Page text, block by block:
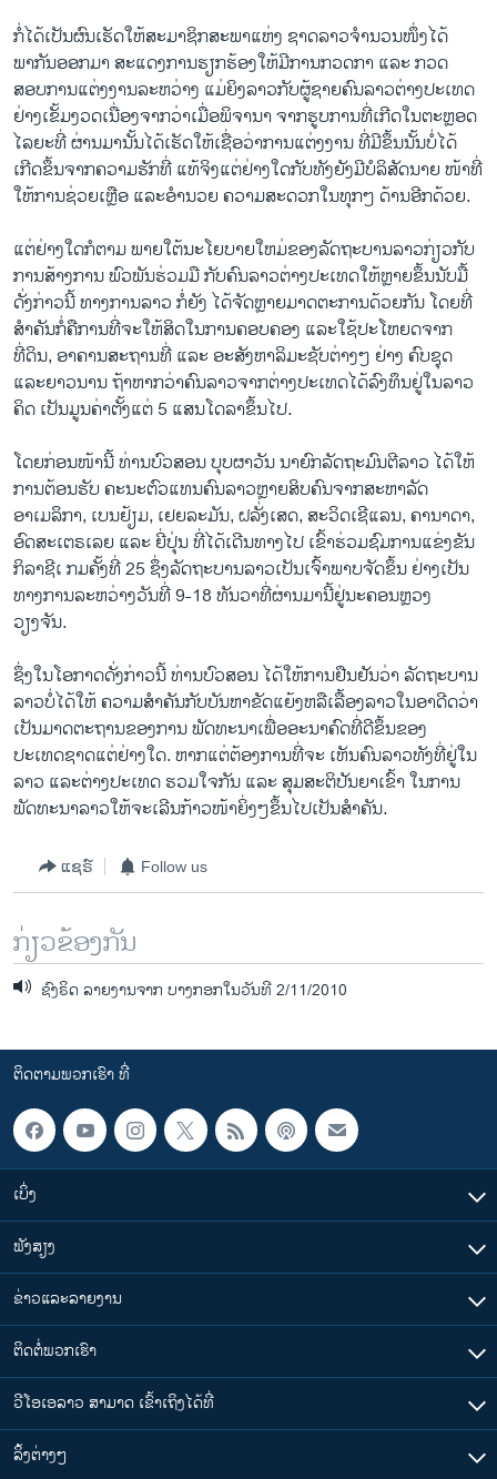
ກໍ່ໄດ້ເປັນຜົນເຮັດໃຫ້ສະມາຊິກສະພາແຫ່ງ ຊາດລາວຈຳນວນໜຶ່ງໄດ້
ພາກັນອອກມາ ສະແດງການຮຽກຮ້ອງໃຫ້ມີການກວດກາ ແລະ ກວດ
ສອບການແຕ່ງງານລະຫວ່າງ ແມ່ຍິງລາວກັບຜູ້ຊາຍຄົນລາວຕ່າງປະເທດ
ຢ່າງເຂັ້ມງວດເນື່ອງຈາກວ່າເມື່ອພິຈານາ ຈາກຮູບການທີ່ເກີດໃນຕະຫຼອດ
ໄລຍະທີ່ ຜ່ານມານັ້ນໄດ້ເຮັດໃຫ້ເຊື່ອວ່າການແຕ່ງງານ ທີ່ມີຂຶ້ນນັ້ນບໍ່ໄດ້
ເກີດຂຶ້ນຈາກຄວາມຮັກທີ່ ແທ້ຈິງແຕ່ຢ່າງໃດກັບທັງຍັງມີບໍລິສັດນາຍ ໜ້າທີ່
ໃຫ້ການຊ່ວຍເຫຼືອ ແລະອຳນວຍ ຄວາມສະດວກໃນທຸກໆ ດ້ານອີກດ້ວຍ.
ແຕ່ຢ່າງໃດກໍຕາມ ພາຍໃຕ້ນະໂຍບາຍໃຫມ່ຂອງລັດຖະບານລາວກ່ຽວກັບ
ການສ້າງການ ພົວພັນຮ່ວມມື ກັບຄົນລາວຕ່າງປະເທດໃຫ້ຫຼາຍຂຶ້ນນັບມື້
ດັ່ງກ່າວນີ້ ທາງການລາວ ກໍ່ຍັງ ໄດ້ຈັດຫຼາຍມາດຕະການດ້ວຍກັນ ໂດຍທີ່
ສຳຄັນກໍ່ຄືການທີ່ຈະໃຫ້ສິດໃນການຄອບຄອງ ແລະໃຊ້ປະໂຫຍດຈາກ
ທີ່ດິນ, ອາຄານສະຖານທີ່ ແລະ ອະສັງຫາລິມະຊັບຕ່າງໆ ຢ່າງ ຄົບຊຸດ
ແລະຍາວນານ ຖ້າຫາກວ່າຄົນລາວຈາກຕ່າງປະເທດໄດ້ລົງທຶນຢູ່ໃນລາວ
ຄິດ ເປັນມູນຄ່າຕັ້ງແຕ່ 5 ແສນໂດລາຂຶ້ນໄປ.
ໂດຍກ່ອນໜ້ານີ້ ທ່ານບົວສອນ ບຸບຜາວັນ ນາຍົກລັດຖະມົນຕີລາວ ໄດ້ໃຫ້
ການຕ້ອນຮັບ ຄະນະຕົວແທນຄົນລາວຫຼາຍສິບຄົນຈາກສະຫາລັດ
ອາເມລິກາ, ເບນຢ້ຽມ, ເຢຍລະມັນ, ຝລັ່ງເສດ, ສະວິດເຊີແລນ, ຄານາດາ,
ອົດສະເຕຣເລຍ ແລະ ຍີ່ປຸ່ນ ທີ່ໄດ້ເດີນທາງໄປ ເຂົ້າຮ່ວມຊົມການແຂ່ງຂັນ
ກິລາຊີເ ກມຄັ້ງທີ່ 25 ຊຶ່ງລັດຖະບານລາວເປັນເຈົ້າພາບຈັດຂຶ້ນ ຢ່າງເປັນ
ທາງການລະຫວ່າງວັນທີ່ 9-18 ທັນວາທີ່ຜ່ານມານີ້ຢູ່ນະຄອນຫຼວງ
ວຽງຈັນ.
ຊຶ່ງໃນໂອກາດດັ່ງກ່າວນີ້ ທ່ານບົວສອນ ໄດ້ໃຫ້ການຢືນຢັນວ່າ ລັດຖະບານ
ລາວບໍ່ໄດ້ໃຫ້ ຄວາມສໍາຄັນກັບບັນຫາຂັດແຍ້ງຫລືເລື້ອງລາວໃນອາດີດວ່າ
ເປັນມາດຕະຖານຂອງການ ພັດທະນາເພື່ອອະນາຄົດທີ່ດີຂຶ້ນຂອງ
ປະເທດຊາດແຕ່ຢ່າງໃດ. ຫາກແຕ່ຕ້ອງການທີ່ຈະ ເຫັນຄົນລາວທັງທີ່ຢູ່ໃນ
ລາວ ແລະຕ່າງປະເທດ ຮວມໃຈກັນ ແລະ ສຸມສະຕິປັນຍາເຂົ້າ ໃນການ
ພັດທະນາລາວໃຫ້ຈະເລີນກ້າວໜ້າຍິ່ງໆຂຶ້ນໄປເປັນສຳຄັນ.
ແຊຣ໌ Follow us
ກ່ຽວຂ້ອງກັນ
ຊົງຣິດ ລາຍງານຈາກ ບາງກອກໃນວັນທີ 2/11/2010
ຕິດຕາມພວກເຮົາ ທີ່
ເບິ່ງ
ຟັງສຽງ
ຂ່າວແລະລາຍງານ
ຕິດຕໍ່ພວກເຮົາ
ວີໂອເອລາວ ສາມາດ ເຂົ້າເຖິງໄດ້ທີ່
​ລິ້ງ​ຕ່າງໆ